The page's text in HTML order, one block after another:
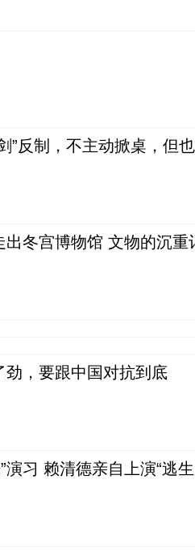
”反制，不主动掀桌，但
出冬宫博物馆 文物的沉重
劲，要跟中国对抗到底
演习 赖清德亲自上演“逃